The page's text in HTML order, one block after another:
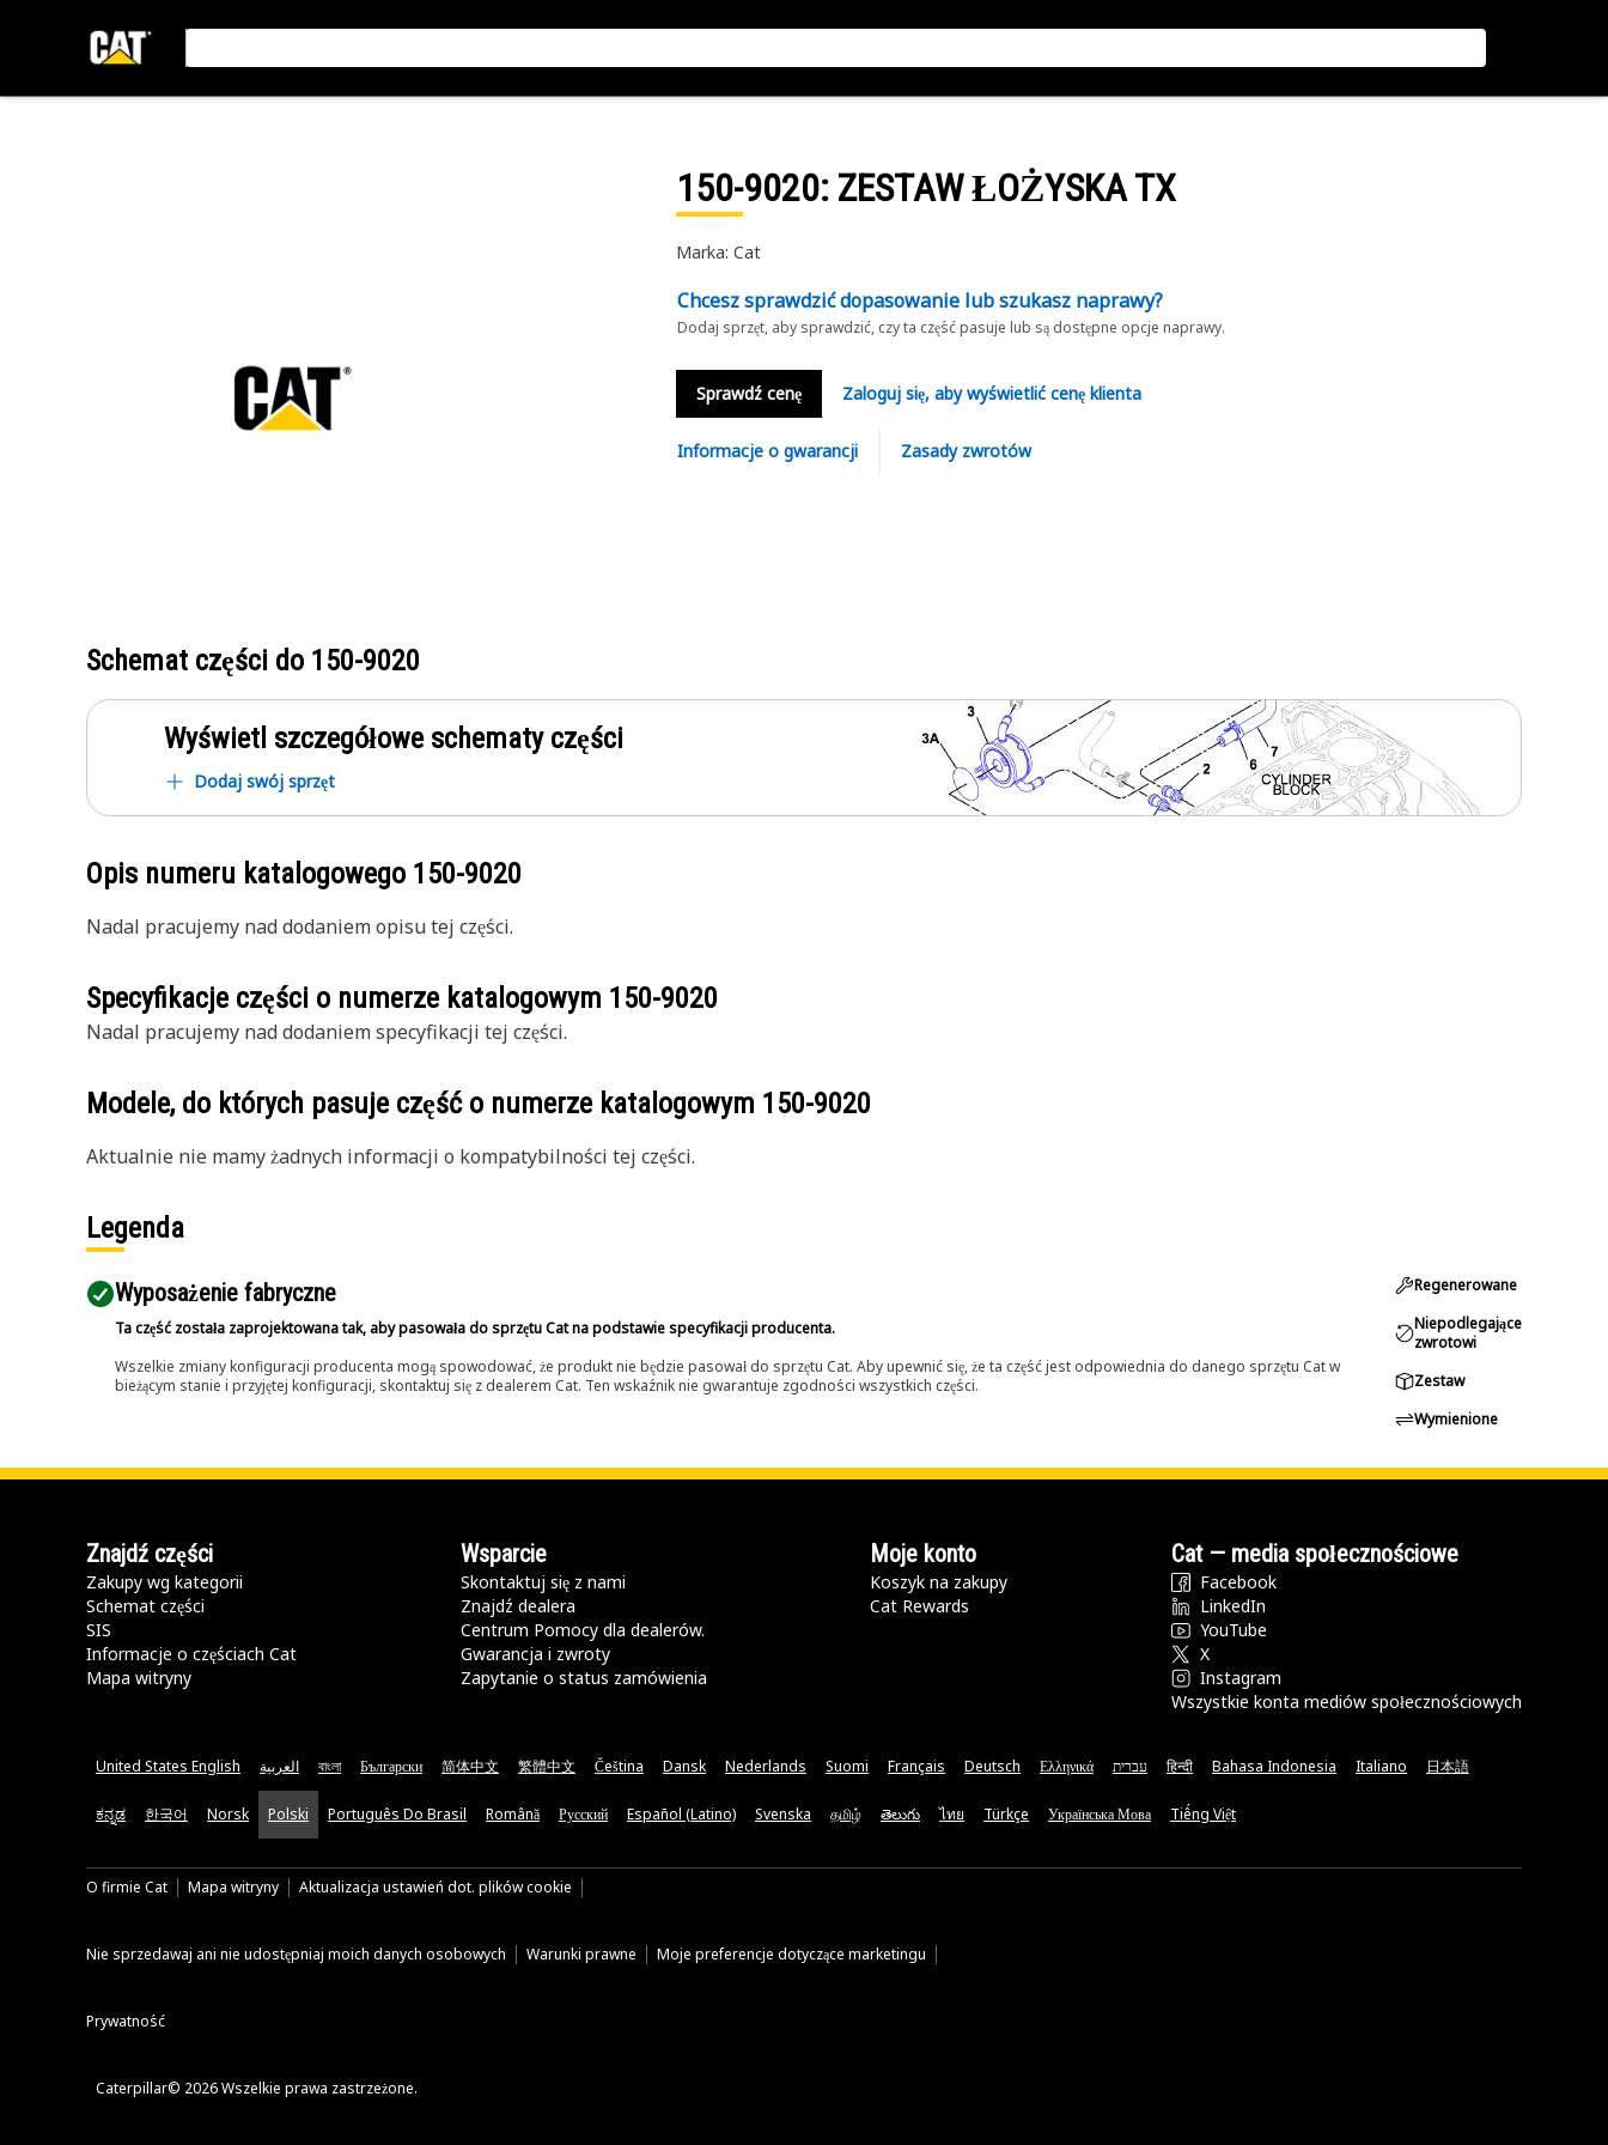
150-9020: ZESTAW ŁOŻYSKA TX
Marka: Cat
Chcesz sprawdzić dopasowanie lub szukasz naprawy?
Dodaj sprzęt, aby sprawdzić, czy ta część pasuje lub są dostępne opcje naprawy.
Sprawdź cenę Zaloguj się, aby wyświetlić cenę klienta
Informacje o gwarancji Zasady zwrotów
Schemat części do 150-9020
Wyświetl szczegółowe schematy części
Dodaj swój sprzęt
Opis numeru katalogowego 150-9020
Nadal pracujemy nad dodaniem opisu tej części.
Specyfikacje części o numerze katalogowym 150-9020
Nadal pracujemy nad dodaniem specyfikacji tej części.
Modele, do których pasuje część o numerze katalogowym 150-9020
Aktualnie nie mamy żadnych informacji o kompatybilności tej części.
Legenda
Wyposażenie fabryczne
Ta część została zaprojektowana tak, aby pasowała do sprzętu Cat na podstawie specyfikacji producenta.
Wszelkie zmiany konfiguracji producenta mogą spowodować, że produkt nie będzie pasował do sprzętu Cat. Aby upewnić się, że ta część jest odpowiednia do danego sprzętu Cat w
bieżącym stanie i przyjętej konfiguracji, skontaktuj się z dealerem Cat. Ten wskaźnik nie gwarantuje zgodności wszystkich części.
Regenerowane
Niepodlegające
zwrotowi
Zestaw
Wymienione
Znajdź części
Zakupy wg kategorii
Schemat części
SIS
Informacje o częściach Cat
Mapa witryny
Wsparcie
Skontaktuj się z nami
Znajdź dealera
Centrum Pomocy dla dealerów.
Gwarancja i zwroty
Zapytanie o status zamówienia
Moje konto
Koszyk na zakupy
Cat Rewards
Cat — media społecznościowe
Facebook
LinkedIn
YouTube
X
Instagram
Wszystkie konta mediów społecznościowych
United States English العربية বাংলা Български 简体中文 繁體中文 Čeština Dansk Nederlands Suomi Français Deutsch Ελληνικά עברית हिन्दी Bahasa Indonesia Italiano 日本語
ಕನ್ನಡ 한국어 Norsk Polski Português Do Brasil Română Русский Español (Latino) Svenska தமிழ் తెలుగు ไทย Türkçe Українська Мова Tiếng Việt
O firmie Cat Mapa witryny Aktualizacja ustawień dot. plików cookie
Nie sprzedawaj ani nie udostępniaj moich danych osobowych Warunki prawne Moje preferencje dotyczące marketingu
Prywatność
Caterpillar© 2026 Wszelkie prawa zastrzeżone.